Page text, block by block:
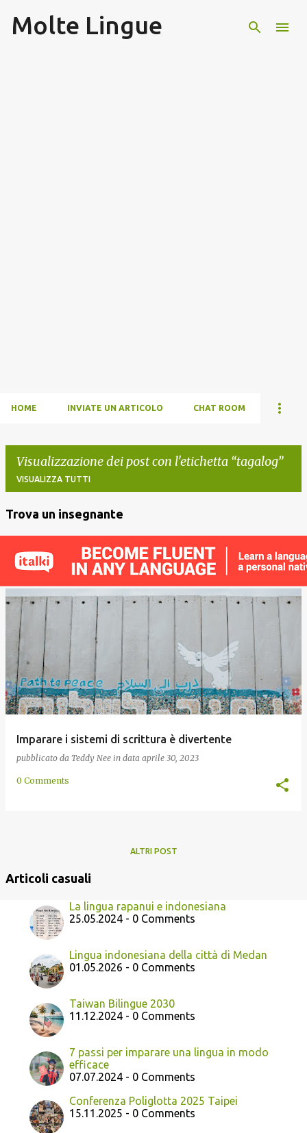
Molte Lingue
HOME INVIATE UN ARTICOLO CHAT ROOM
Visualizzazione dei post con l'etichetta tagalog
VISUALIZZA TUTTI
t
Trova un insegnante
Imparare i sistemi di scrittura è divertente
pubblicato da Teddy Nee in data aprile 30, 2023
0 Comments
ALTRI POST
Articoli casuali
La lingua rapanui e indonesiana
25.05.2024 - 0 Comments
Lingua indonesiana della città di Medan
01.05.2026 - 0 Comments
Taiwan Bilingue 2030
11.12.2024 - 0 Comments
7 passi per imparare una lingua in modo
efficace
07.07.2024 - 0 Comments
Conferenza Poliglotta 2025 Taipei
15.11.2025 - 0 Comments